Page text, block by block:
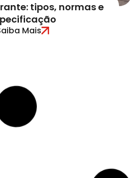
tipos, normas e
Mais